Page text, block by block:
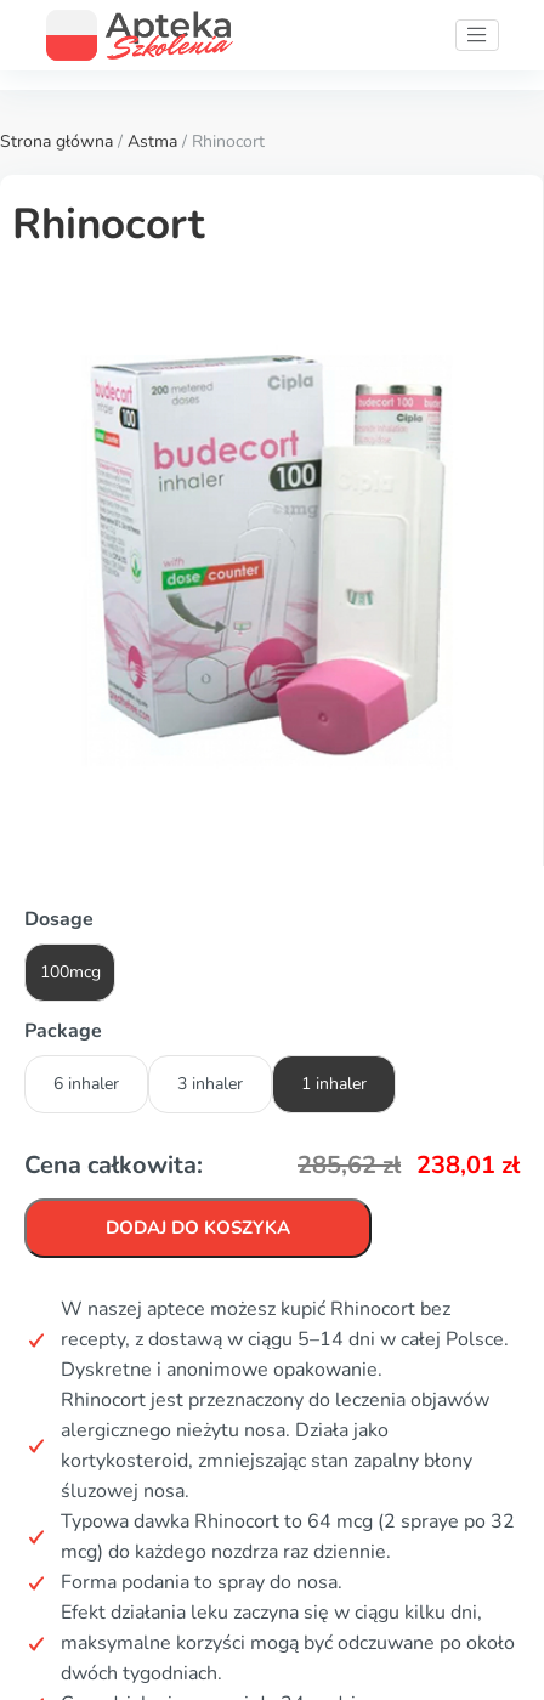
Strona główna / Astma / Rhinocort
Rhinocort
Dosage
100mcg
Package
6 inhaler 3 inhaler 1 inhaler
Cena całkowita: 285,62zł 238,01 zł
DODAJ DO KOSZYKA
W naszej aptece możesz kupić Rhinocort bez
recepty, z dostawą w ciągu 5–14 dni w całej Polsce.
Dyskretne i anonimowe opakowanie.
Rhinocort jest przeznaczony do leczenia objawów
alergicznego nieżytu nosa. Działa jako
kortykosteroid, zmniejszając stan zapalny błony
śluzowej nosa.
Typowa dawka Rhinocort to 64 mcg (2 spraye po 32
mcg) do każdego nozdrza raz dziennie.
Forma podania to spray do nosa.
Efekt działania leku zaczyna się w ciągu kilku dni,
maksymalne korzyści mogą być odczuwane po około
dwóch tygodniach.